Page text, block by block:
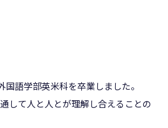
国語学部英米科を卒業しました。
して人と人とが理解し合えることの